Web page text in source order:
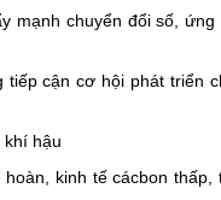
mạnh chuyển đổi số,
cận cơ hội phát triển
khí hậu
kinh tế cácbon